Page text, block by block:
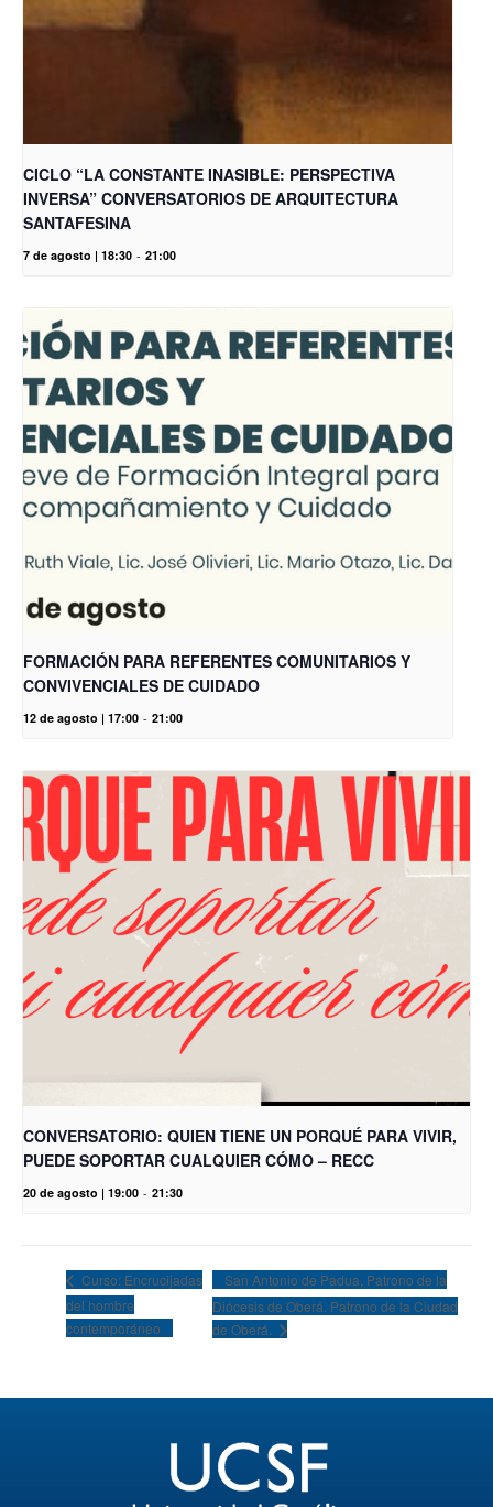
CICLO “LA CONSTANTE INASIBLE: PERSPECTIVA
INVERSA” CONVERSATORIOS DE ARQUITECTURA
SANTAFESINA
7 de agosto | 18:30 - 21:00
FORMACIÓN PARA REFERENTES COMUNITARIOS Y
CONVIVENCIALES DE CUIDADO
12 de agosto | 17:00 - 21:00
CONVERSATORIO: QUIEN TIENE UN PORQUÉ PARA VIVIR,
PUEDE SOPORTAR CUALQUIER CÓMO – RECC
20 de agosto | 19:00 - 21:30
Curso: Encrucijadas
del hombre
contemporáneo
San Antonio de Padua, Patrono de la
Diócesis de Oberá. Patrono de la Ciudad
de Oberá.